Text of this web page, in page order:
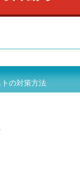
の対策方法